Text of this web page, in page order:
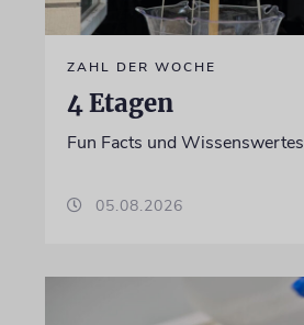
ZAHL DER WOCHE
4 Etagen
Fun Facts und Wissenswertes
05.08.2026